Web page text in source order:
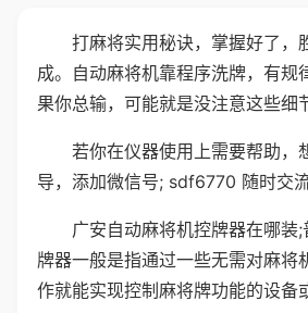
打麻将实用秘诀，掌握好了，
成。自动麻将机靠程序洗牌，有规
果你总输，可能就是没注意这些细
若你在仪器使用上需要帮助，
导，添加微信号; sdf6770 随时交流
广安自动麻将机控牌器在哪装
牌器一般是指通过一些无需对麻将
作就能实现控制麻将牌功能的设备